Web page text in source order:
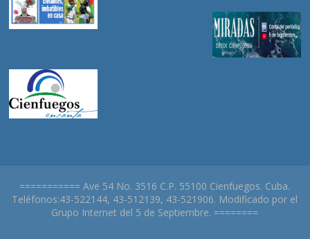
=========== Ave 54 No. 3516 C.P. 55100 Cienfuegos. Cuba.
Teléfonos:43-522144, 43-512139, 43-521906. Modificado por el
Grupo Internet del 5 de Septiembre. ========